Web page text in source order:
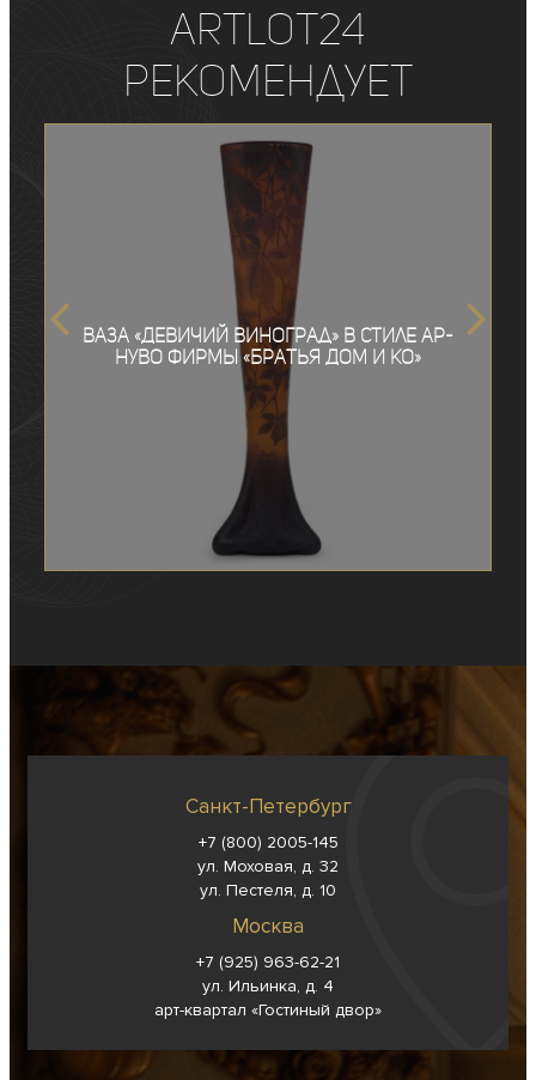
ArtLot24
рекомендует
Ваза «Девичий виноград» в стиле ар-
нуво фирмы «Братья Дом и Ко»
Санкт-Петербург
+7 (800) 2005-145
ул. Моховая, д. 32
ул. Пестеля, д. 10
Москва
+7 (925) 963-62-21
ул. Ильинка, д. 4
арт-квартал «Гостиный двор»